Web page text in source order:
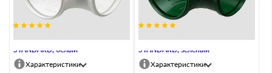
Угловой элемент 90° внешний
STANDARD, белый
Характеристики
Угловой элемент 90° внешний
STANDARD, зелёный
Характеристики